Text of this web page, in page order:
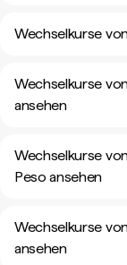
Wechselkurse
Wechselkurse
ansehen
Wechselkurse
Peso ansehen
Wechselkurse
ansehen